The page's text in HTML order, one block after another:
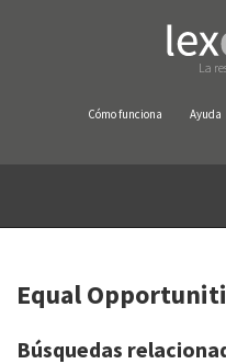
La
Cómo funciona Ayuda
Equal
Búsquedas